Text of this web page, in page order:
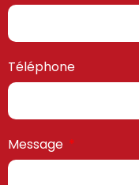
Téléphone
Message